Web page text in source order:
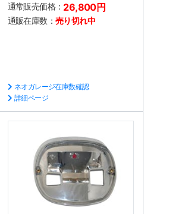
通常販売価格： 26,800円
通販在庫数： 売り切れ中
ネオガレージ在庫数確認
詳細ページ